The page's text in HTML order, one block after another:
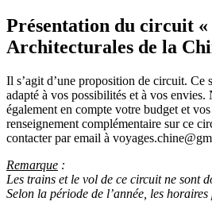
Présentation du circuit «
Architecturales de la
Il s’agit d’une proposition de circuit. Ce
adapté à vos possibilités et à vos
également en compte votre budget et
renseignement complémentaire sur ce
contacter par email à
Remarque :
Les trains et le vol de ce circuit ne sont
Selon la période de l’année, les horaires